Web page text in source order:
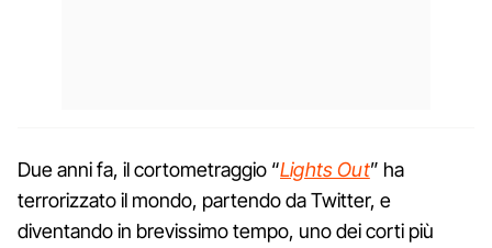
Due anni fa, il cortometraggio “Lights Out” ha
terrorizzato il mondo, partendo da Twitter, e
diventando in brevissimo tempo, uno dei corti più